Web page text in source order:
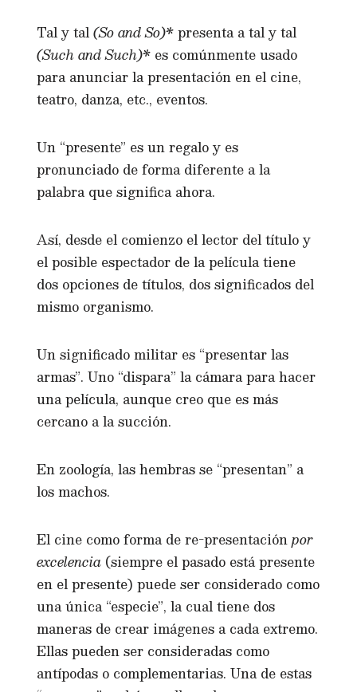
Tal y tal(So and So)*presenta a tal y tal
(Such and Such)* es comúnmente usado
para anunciar la presentación en el cine,
teatro, danza, etc., eventos.
Un “presente” es un regalo y es
pronunciado de forma diferente a la
palabra que significa ahora.
Así, desde el comienzo el lector del título y
el posible espectador de la película tiene
dos opciones de títulos, dos significados del
mismo organismo.
Un significado militar es “presentar las
armas”. Uno “dispara” la cámara para hacer
una película, aunque creo que es más
cercano a la succión.
En zoología, las hembras se “presentan” a
los machos.
El cine como forma de re-presentaciónpor
excelencia (siempre el pasado está presente
en el presente) puede ser considerado como
una única “especie”, la cual tiene dos
maneras de crear imágenes a cada extremo.
Ellas pueden ser consideradas como
antípodas o complementarias. Una de estas